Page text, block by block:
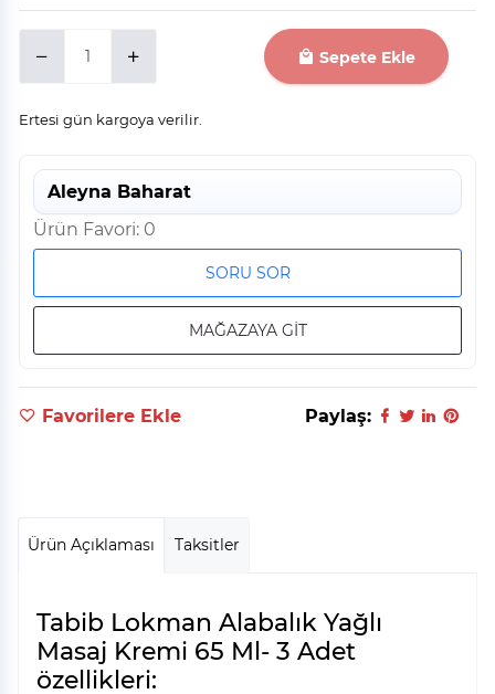
Sepete Ekle
Ertesi gün kargoya verilir.
Aleyna Baharat
Ürün Favori: 0
SORU SOR
MAĞAZAYA GİT
Favorilere Ekle Paylaş:
Ürün Açıklaması Taksitler
Tabib Lokman Alabalık Yağlı
Masaj Kremi 65 Ml- 3 Adet
özellikleri: